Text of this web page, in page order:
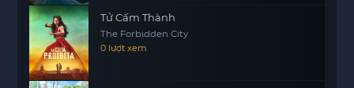
Tử Cấm Thành
The Forbidden City
0 lượt xem